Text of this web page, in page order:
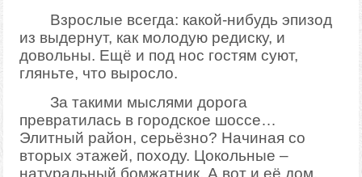
Взрослые всегда: какой-нибудь эпизод
из выдернут, как молодую редиску, и
довольны. Ещё и под нос гостям суют,
гляньте, что выросло.
За такими мыслями дорога
превратилась в городское шоссе…
Элитный район, серьёзно? Начиная со
вторых этажей, походу. Цокольные –
натуральный бомжатник. А вот и её дом.